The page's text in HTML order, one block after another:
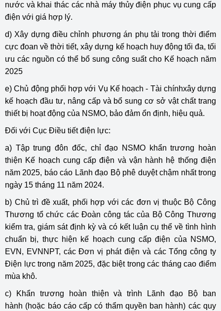
nước và khai thác các nhà máy thủy điện phục vụ cung cấp
điện với giá hợp lý.
d) Xây dựng điều chỉnh phương án phụ tải trong thời điểm
cực đoan về thời tiết, xây dựng kế hoạch huy động tối đa, tối
ưu các nguồn có thể bổ sung công suất cho Kế hoạch năm
2025
e) Chủ động phối hợp với Vụ Kế hoạch - Tài chínhxây dựng
kế hoạch đầu tư, nâng cấp và bổ sung cơ sở vật chất trang
thiết bị hoạt động của NSMO, bảo đảm ổn định, hiệu quả.
Đối với Cục Điều tiết điện lực:
a) Tập trung đôn đốc, chỉ đạo NSMO khẩn trương hoàn
thiện Kế hoạch cung cấp điện và vận hành hệ thống điện
năm 2025, báo cáo Lãnh đạo Bộ phê duyệt chậm nhất trong
ngày 15 tháng 11 năm 2024.
b) Chủ trì đề xuất, phối hợp với các đơn vị thuộc Bộ Công
Thương tổ chức các Đoàn công tác của Bộ Công Thương
kiểm tra, giám sát định kỳ và có kết luận cụ thể về tình hình
chuẩn bị, thực hiện kế hoạch cung cấp điện của NSMO,
EVN, EVNNPT, các Đơn vị phát điện và các Tổng công ty
Điện lực trong năm 2025, đặc biệt trong các tháng cao điểm
mùa khô.
c) Khẩn trương hoàn thiện và trình Lãnh đạo Bộ ban
hành (hoặc báo cáo cấp có thẩm quyền ban hành) các quy